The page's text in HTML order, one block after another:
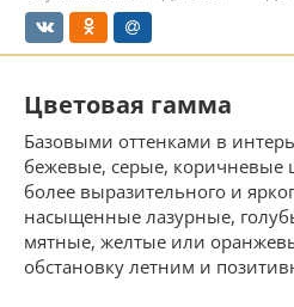
Цветовая гамма
Базовыми оттенками в
бежевые, серые, коричневые
более выразительного и
насыщенные лазурные,
мятные, желтые или
обстановку летним и